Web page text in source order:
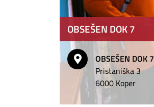
OBSEŠEN DOK 7
OBSEŠEN DOK 7
Pristaniška 3
6000 Koper